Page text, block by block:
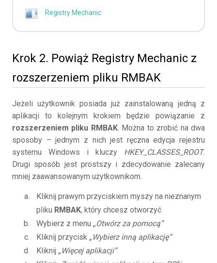
Registry Mechanic
Krok 2. Powiąż Registry Mechanic z
rozszerzeniem pliku RMBAK
Jeżeli użytkownik posiada już zainstalowaną jedną z
aplikacji to kolejnym krokiem będzie powiązanie z
rozszerzeniem pliku RMBAK. Można to zrobić na dwa
sposoby – jednym z nich jest ręczna edycja rejestru
systemu Windows i kluczy HKEY_CLASSES_ROOT.
Drugi sposób jest prostszy i zdecydowanie zalecany
mniej zaawansowanym użytkownikom.
Kliknij prawym przyciskiem myszy na nieznanym
pliku RMBAK, który chcesz otworzyć
Wybierz z menu „Otwórz za pomocą”
Kliknij przycisk „Wybierz inną aplikację”
Kliknij „Więcej aplikacji”